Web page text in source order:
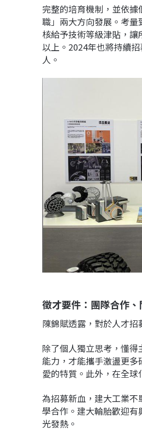
完整的培育機制，並依
職」兩大方向發展。考
核給予技術等級津貼，
以上。2024年也將持續
人。
徵才要件：團隊合作
陳錦賦透露，對於人才
除了個人獨立思考，懂
能力，才能攜手激盪更
愛的特質。此外，在全球
為招募新血，建大工業
學合作。建大輪胎歡迎
光發熱。